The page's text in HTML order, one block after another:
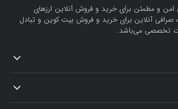
امن و مطمئن برای خرید و فروش آنلاین ارز‌های
آنلاین برای خرید و فروش بیت کوین و تبادل
تخصصی می‌باشد.